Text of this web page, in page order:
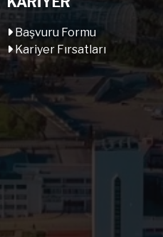
Başvuru Formu
Kariyer Fırsatları